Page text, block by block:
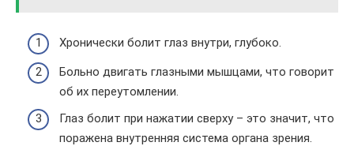
Хронически болит глаз внутри, глубоко.
Больно двигать глазными мышцами, что говорит
об их переутомлении.
Глаз болит при нажатии сверху – это значит, что
поражена внутренняя система органа зрения.